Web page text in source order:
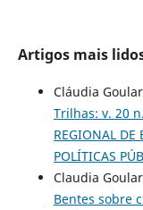
Artigos mais
Cláudia
Trilhas: v. 20
REGIONAL DE
POLÍTICAS
Claudia
Bentes sobre